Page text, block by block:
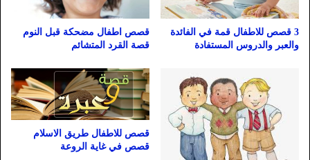
3 قصص للاطفال قمة في الفائدة
والعبر والدروس المستفادة
قصص اطفال مضحكة قبل النوم
قصة القرد المتشائم
قصص للاطفال طريق الاسلام
قصص في غاية الروعة